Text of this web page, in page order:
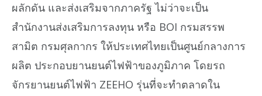
ผลักดัน และส่งเสริมจากภาครัฐ ไม่ว่าจะเป็น
สำนักงานส่งเสริมการลงทุน หรือ BOI กรมสรรพ
สามิต กรมศุลกากร ให้ประเทศไทยเป็นศูนย์กลางการ
ผลิต ประกอบยานยนต์ไฟฟ้าของภูมิภาค โดยรถ
จักรยานยนต์ไฟฟ้า ZEEHO รุ่นที่จะทำตลาดใน